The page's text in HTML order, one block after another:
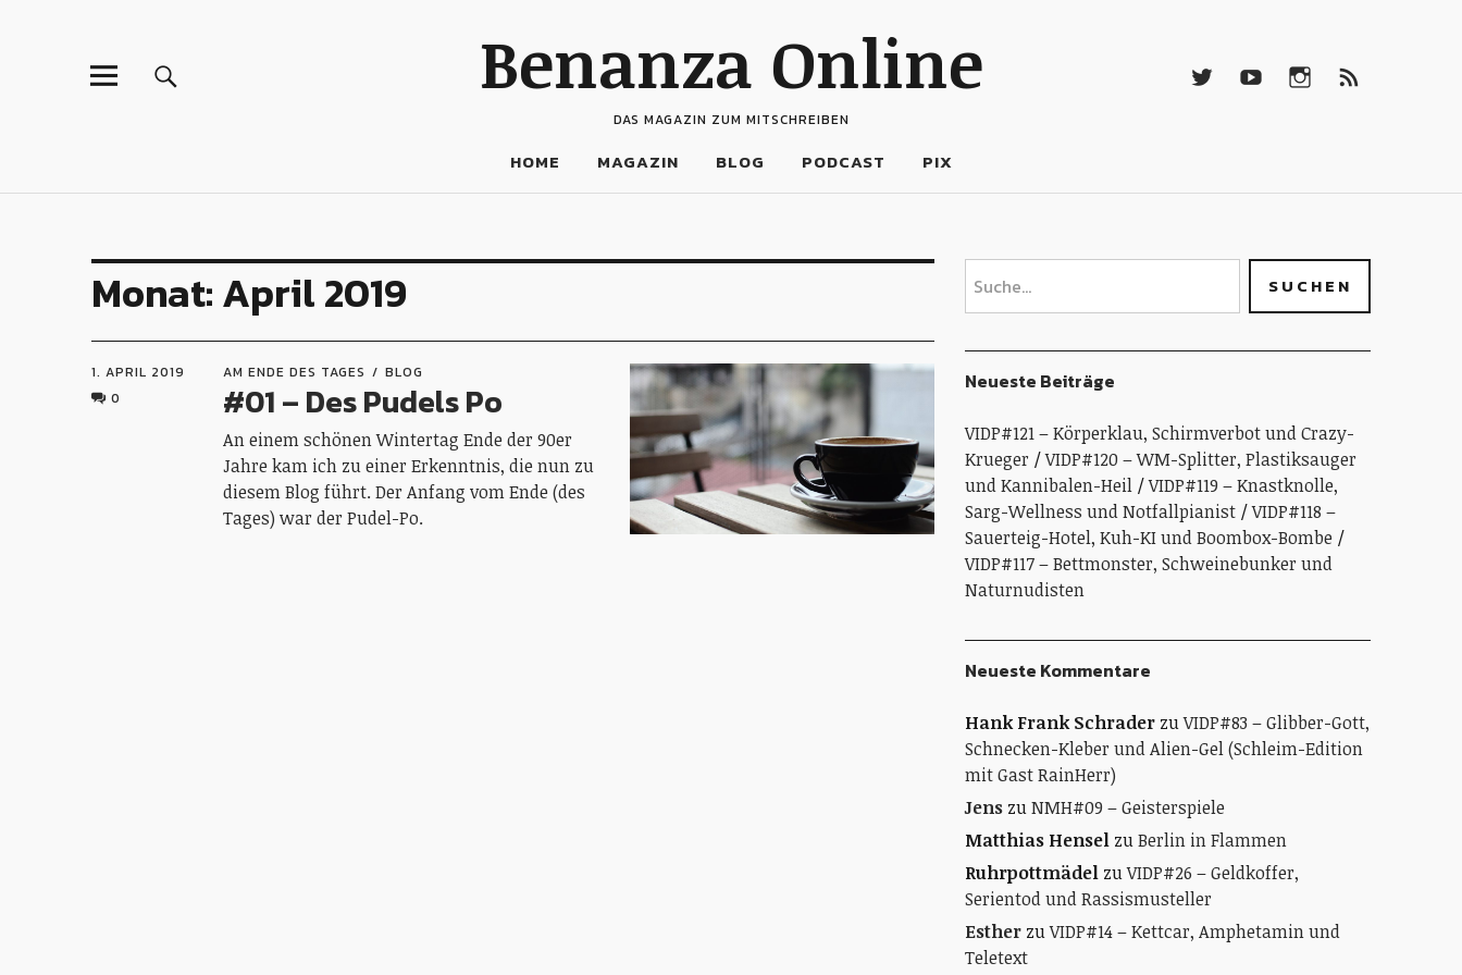
Benanza Online
DAS MAGAZIN ZUM MITSCHREIBEN
HOME MAGAZIN BLOG PODCAST PIX
Monat:April 2019
1. APRIL 2019
0
AM ENDE DES TAGES BLOG
#01 – Des Pudels Po
An einem schönen Wintertag Ende der 90er
Jahre kam ich zu einer Erkenntnis, die nun zu
diesem Blog führt. Der Anfang vom Ende (des
Tages) war der Pudel-Po.
Neueste Beiträge
VIDP#121 – Körperklau, Schirmverbot und Crazy-
Krueger
VIDP#120 – WM-Splitter, Plastiksauger
und Kannibalen-Heil
VIDP#119 – Knastknolle,
Sarg-Wellness und Notfallpianist
VIDP#118 –
Sauerteig-Hotel, Kuh-KI und Boombox-Bombe
VIDP#117 – Bettmonster, Schweinebunker und
Naturnudisten
Neueste Kommentare
Hank Frank SchraderzuVIDP#83 – Glibber-Gott,
Schnecken-Kleber und Alien-Gel (Schleim-Edition
mit Gast RainHerr)
JenszuNMH#09 – Geisterspiele
Matthias HenselzuBerlin in Flammen
RuhrpottmädelzuVIDP#26 – Geldkoffer,
Serientod und Rassismusteller
EstherzuVIDP#14 – Kettcar, Amphetamin und
Teletext